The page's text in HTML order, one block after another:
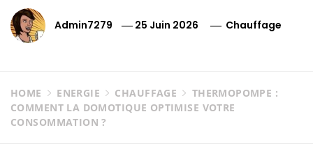
Admin7279 25 Juin 2026 Chauffage
HOME ENERGIE CHAUFFAGE
THERMOPOMPE :
COMMENT LA DOMOTIQUE OPTIMISE VOTRE
CONSOMMATION ?